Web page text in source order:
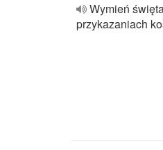
Wymień
przykazaniach